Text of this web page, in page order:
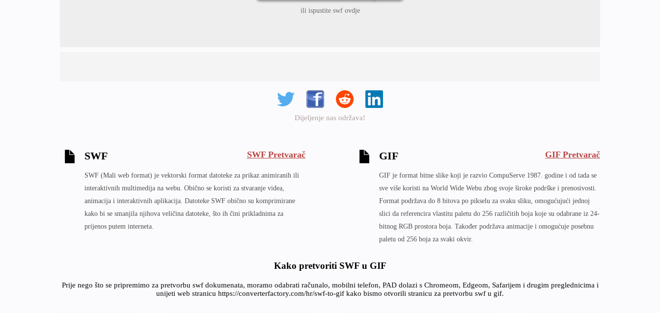
ili ispustite swf ovdje
Dijeljenje nas održava!
SWF SWF Pretvarač
SWF (Mali web format) je vektorski format datoteke za prikaz animiranih ili
interaktivnih multimedija na webu. Obično se koristi za stvaranje videa,
animacija i interaktivnih aplikacija. Datoteke SWF obično su komprimirane
kako bi se smanjila njihova veličina datoteke, što ih čini prikladnima za
prijenos putem interneta.
GIF GIF Pretvarač
GIF je format bitne slike koji je razvio CompuServe 1987. godine i od tada se
sve više koristi na World Wide Webu zbog svoje široke podrške i prenosivosti.
Format podržava do 8 bitova po pikselu za svaku sliku, omogućujući jednoj
slici da referencira vlastitu paletu do 256 različitih boja koje su odabrane iz 24-
bitnog RGB prostora boja. Također podržava animacije i omogućuje posebnu
paletu od 256 boja za svaki okvir.
Kako pretvoriti SWF u GIF
Prije nego što se pripremimo za pretvorbu swf dokumenata, moramo odabrati računalo, mobilni telefon, PAD dolazi s Chromeom, Edgeom, Safarijem i drugim preglednicima i
unijeti web stranicu https://converterfactory.com/hr/swf-to-gif kako bismo otvorili stranicu za pretvorbu swf u gif.